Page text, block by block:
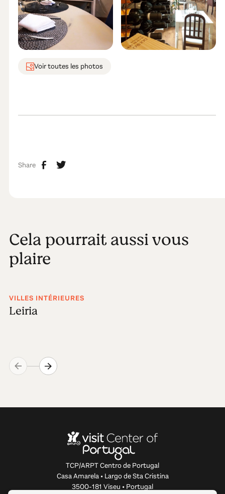
Voir toutes les photos
Share
Cela pourrait aussi vous
plaire
VILLES INTÉRIEURES
Leiria
TCP/ARPT Centro de Portugal
Casa Amarela • Largo de Sta Cristina
3500-181 Viseu • Portugal